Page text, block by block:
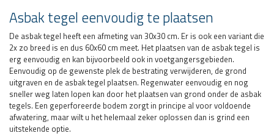
Asbak tegel eenvoudig te plaatsen
De asbak tegel heeft een afmeting van 30x30 cm. Er is ook een variant die
2x zo breed is en dus 60x60 cm meet. Het plaatsen van de asbak tegel is
erg eenvoudig en kan bijvoorbeeld ook in voetgangersgebieden.
Eenvoudig op de gewenste plek de bestrating verwijderen, de grond
uitgraven en de asbak tegel plaatsen. Regenwater eenvoudig en nog
sneller weg laten lopen kan door het plaatsen van grond onder de asbak
tegels. Een geperforeerde bodem zorgt in principe al voor voldoende
afwatering, maar wilt u het helemaal zeker oplossen dan is grind een
uitstekende optie.